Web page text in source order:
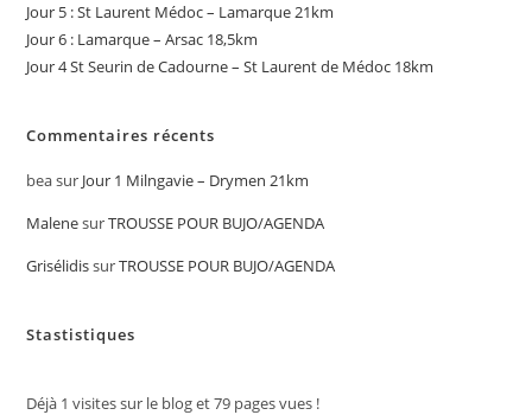
Jour 5 : St Laurent Médoc – Lamarque 21km
Jour 6 : Lamarque – Arsac 18,5km
Jour 4 St Seurin de Cadourne – St Laurent de Médoc 18km
Commentaires récents
beasur Jour 1 Milngavie – Drymen 21km
MalenesurTROUSSE POUR BUJO/AGENDA
GrisélidissurTROUSSE POUR BUJO/AGENDA
Stastistiques
Déjà 1 visites sur le blog et79 pages vues !